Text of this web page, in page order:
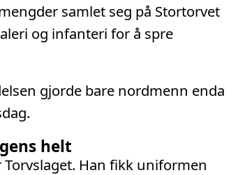
samlet seg på Stortorvet
og infanteri for å spre
gjorde bare nordmenn enda
helt
Han fikk uniformen